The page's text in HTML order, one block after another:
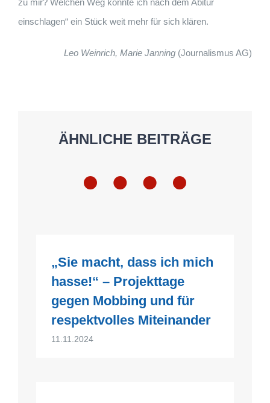
zu mir? Welchen Weg könnte ich nach dem Abitur
einschlagen“ ein Stück weit mehr für sich klären.
Leo Weinrich, Marie Janning (Journalismus AG)
ÄHNLICHE BEITRÄGE
„Sie macht, dass ich mich
hasse!“ – Projekttage
gegen Mobbing und für
respektvolles Miteinander
11.11.2024